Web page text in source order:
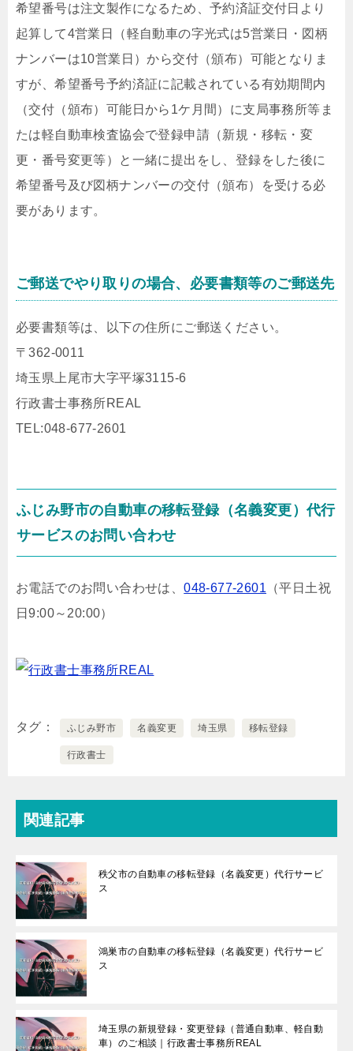
希望番号は注文製作になるため、予約済証交付日より
起算して4営業日（軽自動車の字光式は5営業日・図柄
ナンバーは10営業日）から交付（頒布）可能となりま
すが、希望番号予約済証に記載されている有効期間内
（交付（頒布）可能日から1ケ月間 ）に支局事務所等ま
たは軽自動車検査協会で登録申請（新規・移転・変
更・番号変更等）と一緒に提出をし、登録をした後に
希望番号及び図柄ナンバーの交付（頒布）を受ける必
要があります。
ご郵送でやり取りの場合、必要書類等のご郵送先
必要書類等は、以下の住所にご郵送ください。
〒362-0011
埼玉県上尾市大字平塚3115-6
行政書士事務所REAL
TEL:048-677-2601
ふじみ野市の自動車の移転登録（名義変更）代行
サービスのお問い合わせ
お電話でのお問い合わせは、048-677-2601 （平日土祝
日9:00～20:00）
タグ ふじみ野市 名義変更 埼玉県 移転登録
行政書士
関連記事
秩父市の自動車の移転登録（名義変更）代行サービ
ス
鴻巣市の自動車の移転登録（名義変更）代行サービ
ス
埼玉県の新規登録・変更登録（普通自動車、軽自動
車）のご相談｜行政書士事務所REAL